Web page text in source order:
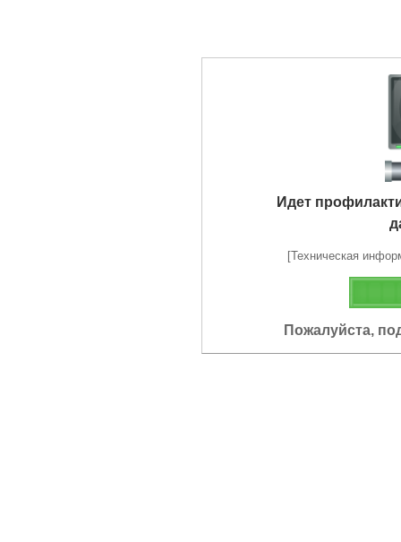
Идет
[Техническая
Пожалуйста,